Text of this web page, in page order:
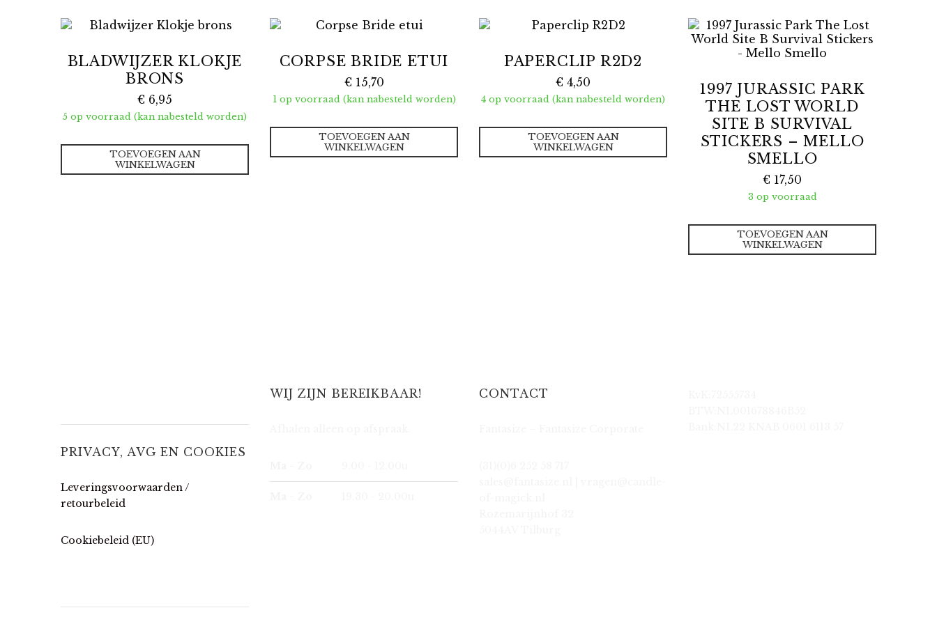
BLADWIJZER KLOKJE
BRONS
€ 6,95
5 op voorraad (kan nabesteld worden)
TOEVOEGEN AAN
WINKELWAGEN
CORPSE BRIDE ETUI
€ 15,70
1 op voorraad (kan nabesteld worden)
TOEVOEGEN AAN
WINKELWAGEN
PAPERCLIP R2D2
€ 4,50
4 op voorraad (kan nabesteld worden)
TOEVOEGEN AAN
WINKELWAGEN
1997 JURASSIC PARK
THE LOST WORLD
SITE B SURVIVAL
STICKERS – MELLO
SMELLO
€ 17,50
3 op voorraad
TOEVOEGEN AAN
WINKELWAGEN
PRIVACY, AVG EN COOKIES
Leveringsvoorwaarden /
retourbeleid
Cookiebeleid (EU)
WIJ ZIJN BEREIKBAAR! CONTACT